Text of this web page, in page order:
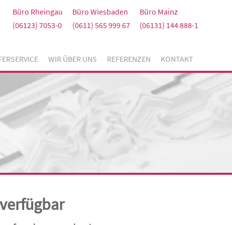
Büro Rheingau
(06123) 7053-0
Büro Wiesbaden
(0611) 565 999 67
Büro Mainz
(06131) 144 888-1
WIR ÜBER UNS REFERENZEN KONTAKT